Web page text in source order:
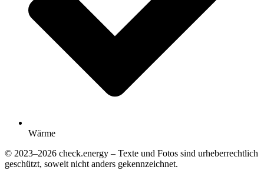
Wärme
© 2023–2026 check.energy – Texte und Fotos sind urheberrechtlich
geschützt, soweit nicht anders gekennzeichnet.